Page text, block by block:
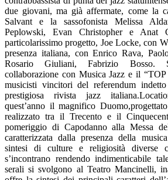
due giovani, ma già affermate, come la
Salvant e la sassofonista Melissa
Peplowski, Evan Christopher e Anat
particolarissimo progetto, Joe Locke, con
presenza italiana, con Enrico Rava,
Rosario Giuliani, Fabrizio Bosso.
collaborazione con Musica Jazz e il
musicisti vincitori del referendum
prestigiosa rivista jazz
quest’anno il magnifico
realizzato tra il Trecento e il
pomeriggio di Capodanno alla Messa
caratterizzata dalla presenza della
sintesi di culture e religiosità diverse
s’incontrano rendendo indimenticabile
serali si svolgono al Teatro Mancinelli,